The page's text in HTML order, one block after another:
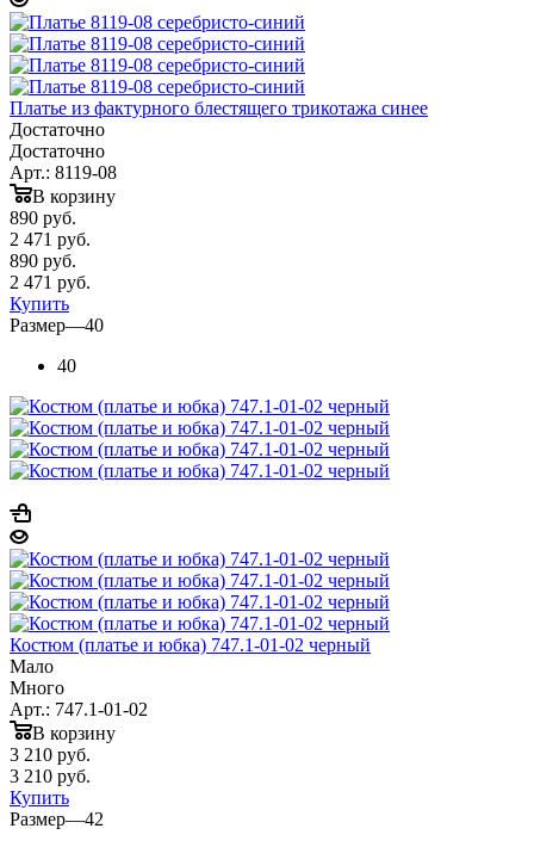
Платье из фактурного блестящего трикотажа синее
Достаточно
Достаточно
Арт.: 8119-08
В корзину
890 руб.
2 471 руб.
890 руб.
2 471 руб.
Купить
Размер—40
40
Костюм (платье и юбка) 747.1-01-02 черный
Мало
Много
Арт.: 747.1-01-02
В корзину
3 210 руб.
3 210 руб.
Купить
Размер—42